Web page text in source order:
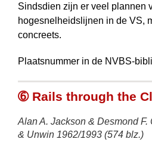
Sindsdien zijn er veel plannen
hogesnelheidslijnen in de VS,
concreets.
Plaatsnummer in de NVBS-
➅ Rails through the
Alan A. Jackson & Desmond F.
& Unwin 1962/1993 (574 blz.)